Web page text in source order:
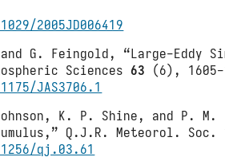
2005JD006419
and G. Feingold, “Large-
Sciences63 (6),
JAS3706.1
K. P. Shine, and P. M.
Q.J.R. Meteorol. Soc.
qj.03.61